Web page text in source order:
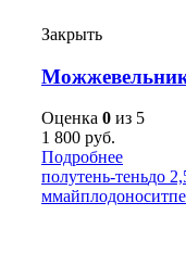
Закрыть
Оценка 0 из 5
1 800 руб.
Подробнее
полутень-теньдо
ммайплодоносит